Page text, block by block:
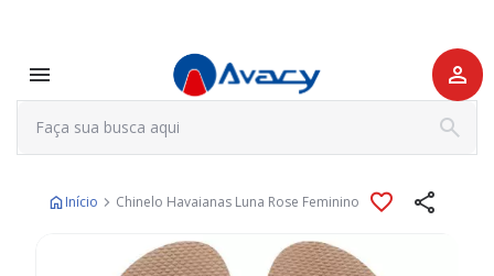
Início Chinelo Havaianas Luna Rose Feminino